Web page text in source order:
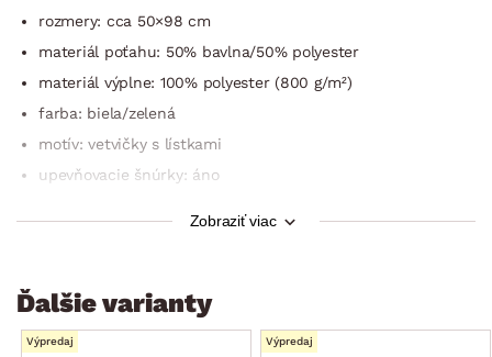
rozmery: cca 50×98 cm
materiál poťahu: 50% bavlna/50% polyester
materiál výplne: 100% polyester (800 g/m²)
farba: biela/zelená
motív: vetvičky s lístkami
upevňovacie šnúrky: áno
Oeko-Tex Standard 100 (výrobok prešiel laboratórnymi
testami, výrobok získal medzinárodný certifikát
o zdravotnej nezávadnosti)
Zobraziť viac
Ďalšie varianty
Výpredaj Výpredaj